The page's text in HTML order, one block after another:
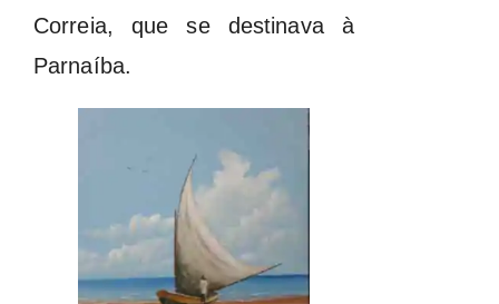
Correia, que se destinava à
Parnaíba.